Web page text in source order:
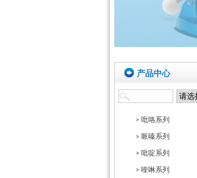
产品中心
> 吡咯系列
> 哌嗪系列
> 吡啶系列
> 喹啉系列